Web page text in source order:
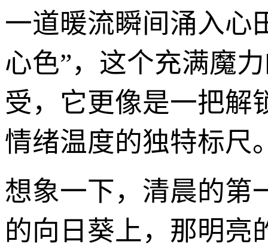
一道暖流瞬间涌入心
心色”，这个充满魔
受，它更像是一把解
情绪温度的独特标尺
想象一下，清晨的第
的向日葵上，那明亮